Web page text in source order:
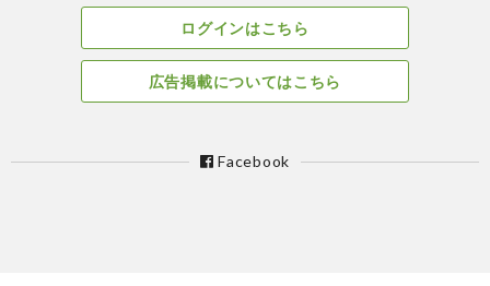
ログインはこちら
広告掲載についてはこちら
Facebook